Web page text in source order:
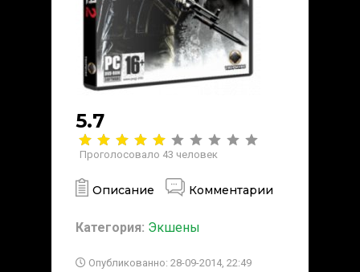
5.7
Проголосовало 43 человек
Описание Комментарии
Категория: Экшены
Опубликованно: 28-09-2014, 22:49